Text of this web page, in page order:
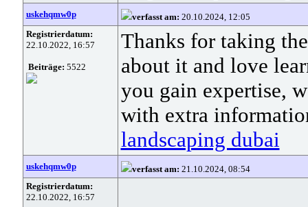
uskehqmw0p verfasst am: 20.10.2024, 12:05
Registrierdatum:
22.10.2022, 16:57
Beiträge: 5522
Thanks for taking
about it and love
you gain expertise,
with extra
landscaping dubai
uskehqmw0p verfasst am: 21.10.2024, 08:54
Registrierdatum:
22.10.2022, 16:57